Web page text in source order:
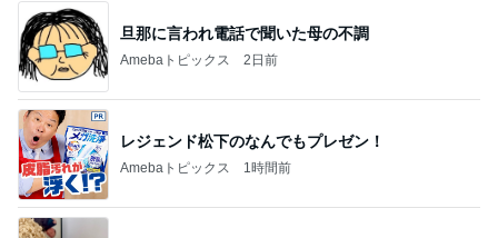
旦那に言われ電話で聞いた母の不調
Amebaトピックス 2日前
レジェンド松下のなんでもプレゼン！
Amebaトピックス 1時間前